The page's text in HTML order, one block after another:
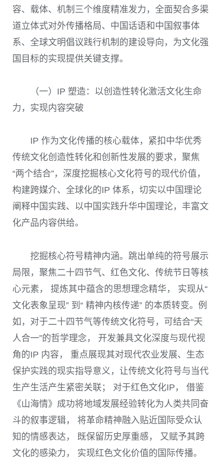
容、载体、机制三个维度精准发力，全面契合多渠
道立体式对外传播格局、中国话语和中国叙事体
系、全球文明倡议践行机制的建设导向，为文化强
国目标的实现提供关键支撑。
（一）IP 塑造：以创造性转化激活文化生命
力，实现内容突破
IP 作为文化传播的核心载体，紧扣中华优秀
传统文化创造性转化和创新性发展的要求，聚焦
“两个结合”，深度挖掘核心文化符号的现代价值，
构建跨媒介、全球化的IP 体系，切实以中国理论
阐释中国实践、以中国实践升华中国理论，丰富文
化产品内容供给。
挖掘核心符号精神内涵。跳出单纯的符号展示
局限，聚焦二十四节气、红色文化、传统节日等核
心元素， 提炼其中蕴含的思想理念精华， 实现从“
文化表象呈现” 到“ 精神内核传递” 的本质转变。例
如，对于二十四节气等传统文化符号，可结合“天
人合一”的哲学理念， 开发兼具文化深度与现代视
角的IP 内容， 重点展现其对现代农业发展、生态
保护实践的现实指导意义，让传统文化符号与当代
生产生活产生紧密关联； 对于红色文化IP， 借鉴
《山海情》成功将地域发展经验转化为人类共同奋
斗的叙事逻辑， 将革命精神融入贴近国际受众认
知的情感表达， 既保留历史厚重感， 又赋予其跨
文化的感染力， 实现红色文化价值的国际传播。